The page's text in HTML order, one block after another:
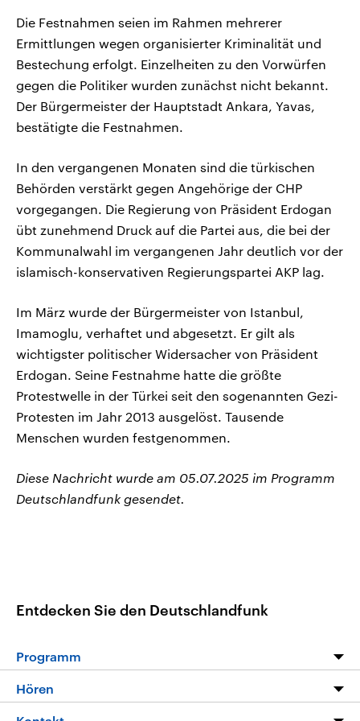
Die Festnahmen seien im Rahmen mehrerer
Ermittlungen wegen organisierter Kriminalität und
Bestechung erfolgt. Einzelheiten zu den Vorwürfen
gegen die Politiker wurden zunächst nicht bekannt.
Der Bürgermeister der Hauptstadt Ankara, Yavas,
bestätigte die Festnahmen.
In den vergangenen Monaten sind die türkischen
Behörden verstärkt gegen Angehörige der CHP
vorgegangen. Die Regierung von Präsident Erdogan
übt zunehmend Druck auf die Partei aus, die bei der
Kommunalwahl im vergangenen Jahr deutlich vor der
islamisch-konservativen Regierungspartei AKP lag.
Im März wurde der Bürgermeister von Istanbul,
Imamoglu, verhaftet und abgesetzt. Er gilt als
wichtigster politischer Widersacher von Präsident
Erdogan. Seine Festnahme hatte die größte
Protestwelle in der Türkei seit den sogenannten Gezi-
Protesten im Jahr 2013 ausgelöst. Tausende
Menschen wurden festgenommen.
Diese Nachricht wurde am 05.07.2025 im Programm
Deutschlandfunk gesendet.
Entdecken Sie den Deutschlandfunk
Programm
Programm
Hören
Livestream